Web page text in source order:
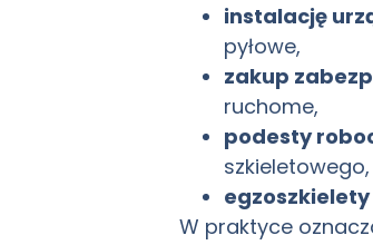
instalację
pyłowe,
zakup
ruchome,
podesty
szkieletowego,
W praktyce